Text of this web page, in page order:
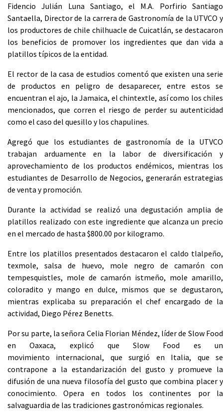
Fidencio Julián Luna Santiago, el M.A. Porfirio Santiago
Santaella, Director de la carrera de Gastronomía de la UTVCO y
los productores de chile chilhuacle de Cuicatlán, se destacaron
los beneficios de promover los ingredientes que dan vida a
platillos típicos de la entidad.
El rector de la casa de estudios comentó que existen una serie
de productos en peligro de desaparecer, entre estos se
encuentran el ajo, la Jamaica, el chintextle, así como los chiles
mencionados, que corren el riesgo de perder su autenticidad
como el caso del quesillo y los chapulines.
Agregó que los estudiantes de gastronomía de la UTVCO
trabajan arduamente en la labor de diversificación y
aprovechamiento de los productos endémicos, mientras los
estudiantes de Desarrollo de Negocios, generarán estrategias
de venta y promoción.
Durante la actividad se realizó una degustación amplia de
platillos realizado con este ingrediente que alcanza un precio
en el mercado de hasta $800.00 por kilogramo.
Entre los platillos presentados destacaron el caldo tlalpeño,
texmole, salsa de huevo, mole negro de camarón con
tempesquistles, mole de camarón istmeño, mole amarillo,
coloradito y mango en dulce, mismos que se degustaron,
mientras explicaba su preparación el chef encargado de la
actividad, Diego Pérez Benetts.
Por su parte, la señora Celia Florian Méndez, líder de Slow Food
en Oaxaca, explicó que Slow Food es un
movimiento internacional, que surgió en Italia, que se
contrapone a la estandarización del gusto y promueve la
difusión de una nueva filosofía del gusto que combina placer y
conocimiento. Opera en todos los continentes por la
salvaguardia de las tradiciones gastronómicas regionales.